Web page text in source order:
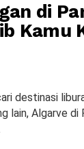
di
Kamu
destinasi
lain, Algarve